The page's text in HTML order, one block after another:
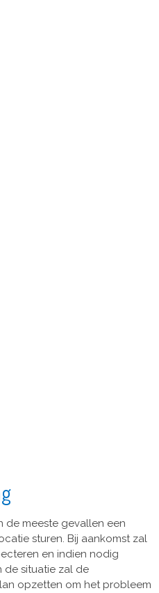
de meeste gevallen een
sturen. Bij aankomst zal
en indien nodig
de situatie zal de
opzetten om het probleem